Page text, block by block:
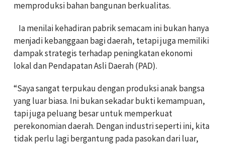
memproduksi bahan bangunan berkualitas.
Ia menilai kehadiran pabrik semacam ini bukan hanya
menjadi kebanggaan bagi daerah, tetapi juga memiliki
dampak strategis terhadap peningkatan ekonomi
lokal dan Pendapatan Asli Daerah (PAD).
“Saya sangat terpukau dengan produksi anak bangsa
yang luar biasa. Ini bukan sekadar bukti kemampuan,
tapi juga peluang besar untuk memperkuat
perekonomian daerah. Dengan industri seperti ini, kita
tidak perlu lagi bergantung pada pasokan dari luar,